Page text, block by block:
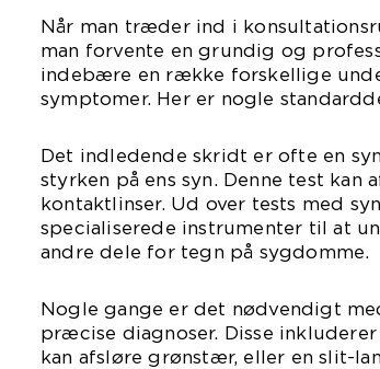
Når man træder ind i
man forvente en grundig og
indebære en række forskellige
symptomer. Her er nogle
Det indledende skridt er ofte en
styrken på ens syn. Denne test
kontaktlinser. Ud over tests med
specialiserede instrumenter til at
andre dele for tegn på sygdomme.
Nogle gange er det nødvendigt
præcise diagnoser. Disse
kan afsløre grønstær, eller en slit-